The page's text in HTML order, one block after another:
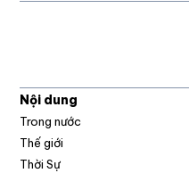
Nội dung
Trong nước
Thế giới
Thời Sự